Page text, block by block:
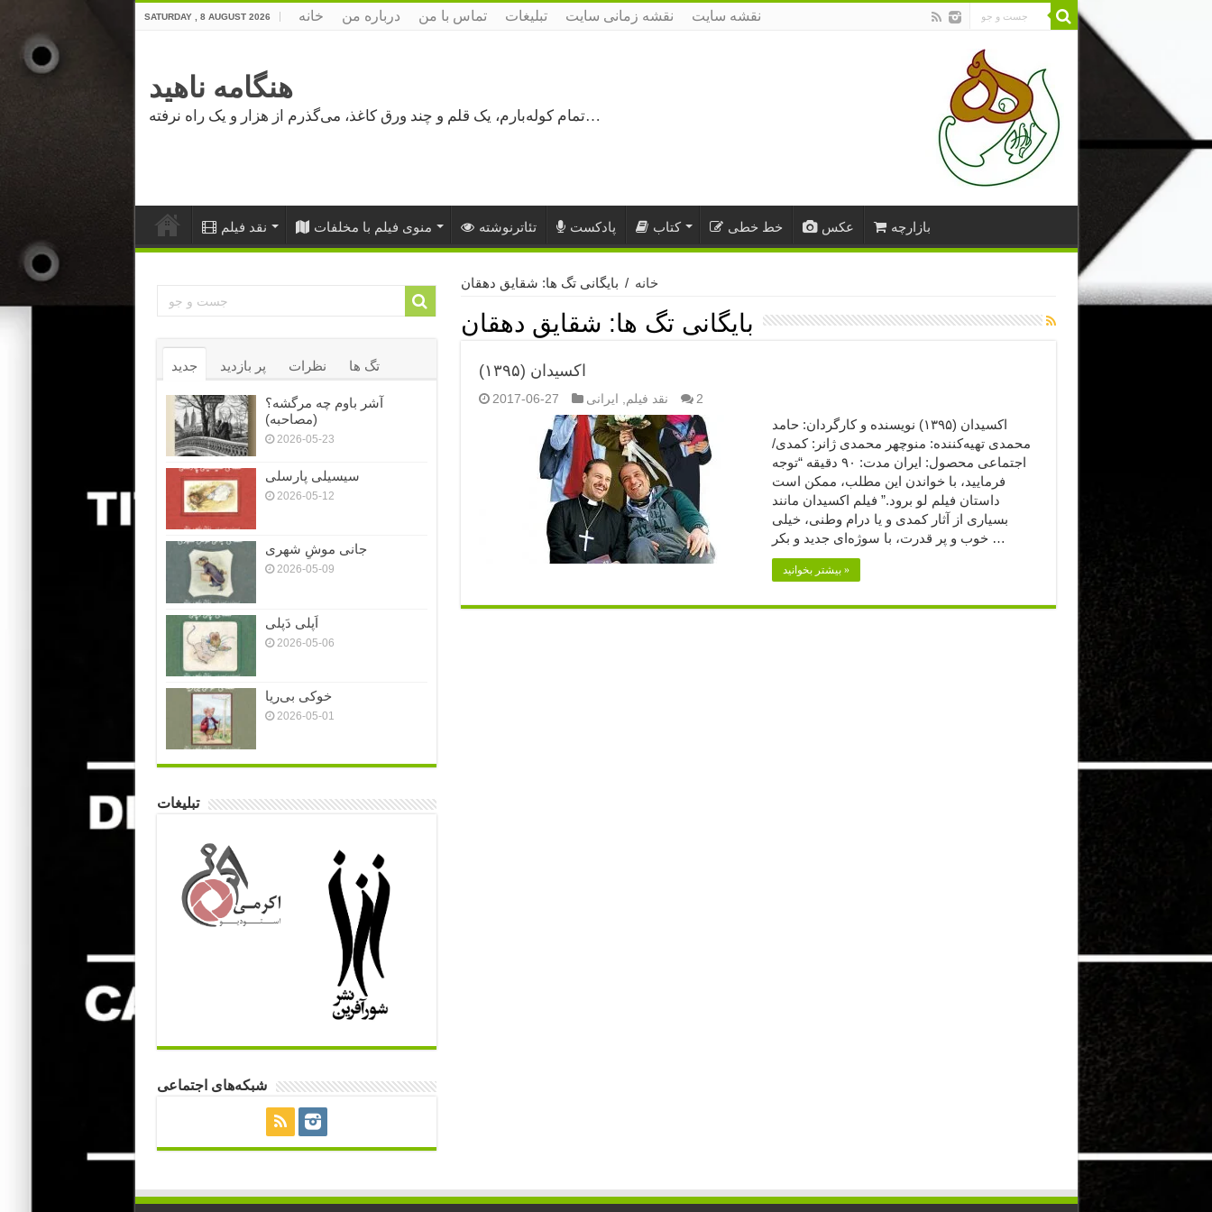
SATURDAY , 8 AUGUST 2026 خانه درباره من تماس با من تبلیغات نقشه زمانی سایت نقشه سایت
هنگامه ناهید
تمام کوله‌بارم، یک قلم و چند ورق کاغذ، می‌گذرم از هزار و یک راه نرفته…
نقد فیلم منوی فیلم با مخلفات تئاترنوشته پادکست کتاب خط خطی عکس بازارچه
خانه / بایگانی تگ ها: شقایق دهقان
بایگانی تگ ها: شقایق دهقان
اکسیدان (۱۳۹۵)
2017-06-27 نقد فیلم ایرانی 2
اکسیدان (۱۳۹۵) نویسنده و کارگردان: حامد
محمدی تهیه‌کننده: منوچهر محمدی ژانر: کمدی/
اجتماعی محصول: ایران مدت: ۹۰ دقیقه “توجه
فرمایید،‌ با خواندن این مطلب، ممکن است
داستان فیلم لو برود.” فیلم اکسیدان مانند
بسیاری از آثار کمدی و یا درام وطنی، خیلی
خوب و پر قدرت، با سوژه‌ای جدید و بکر …
بیشتر بخوانید »
جدید پر بازدید نظرات تگ ها
آشر باوم چه مرگشه؟
(مصاحبه)
2026-05-23
سیسیلی پارسلی
2026-05-12
جانی موشِ شهری
2026-05-09
اَپلی دَپلی
2026-05-06
خوکی بی‌ریا
2026-05-01
تبلیغات
شبکه‌های اجتماعی